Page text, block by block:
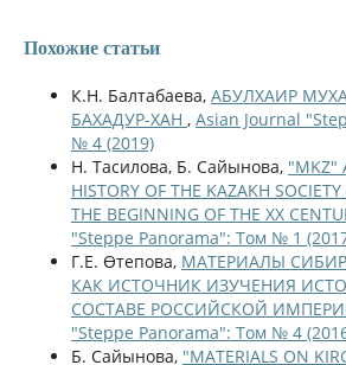
Похожие статьи
К.Н. Балтабаева, АБУЛХАИР
БАХАДУР-ХАН , Asian Journal
№ 4 (2019)
Н. Тасилова, Б. Сайынова, "MKZ"
HISTORY OF THE KAZAKH
THE BEGINNING OF THE XX
"Steppe Panorama": Том № 1
Г.Е. Өтепова, МАТЕРИАЛЫ
КАК ИСТОЧНИК ИЗУЧЕНИЯ
СОСТАВЕ РОССИЙСКОЙ
"Steppe Panorama": Том № 4
Б. Сайынова, "MATERIALS ON